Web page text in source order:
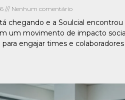
Nenhum comentário
chegando e a Soulcial
um movimento de impacto
engajar times e